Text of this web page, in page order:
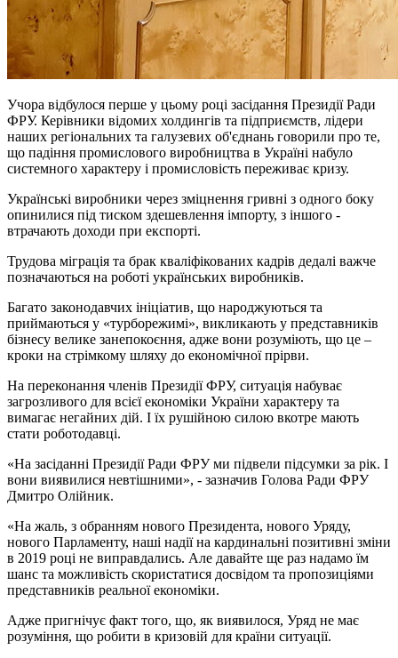
Учора відбулося перше у цьому році засідання Президії Ради
ФРУ. Керівники відомих холдингів та підприємств, лідери
наших регіональних та галузевих об'єднань говорили про те,
що падіння промислового виробництва в Україні набуло
системного характеру і промисловість переживає кризу.
Українські виробники через зміцнення гривні з одного боку
опинилися під тиском здешевлення імпорту, з іншого -
втрачають доходи при експорті.
Трудова міграція та брак кваліфікованих кадрів дедалі важче
позначаються на роботі українських виробників.
Багато законодавчих ініціатив, що народжуються та
приймаються у «турборежимі», викликають у представників
бізнесу велике занепокоєння, адже вони розуміють, що це –
кроки на стрімкому шляху до економічної прірви.
На переконання членів Президії ФРУ, ситуація набуває
загрозливого для всієї економіки України характеру та
вимагає негайних дій. І їх рушійною силою вкотре мають
стати роботодавці.
«На засіданні Президії Ради ФРУ ми підвели підсумки за рік. І
вони виявилися невтішними», - зазначив Голова Ради ФРУ
Дмитро Олійник.
«На жаль, з обранням нового Президента, нового Уряду,
нового Парламенту, наші надії на кардинальні позитивні зміни
в 2019 році не виправдались. Але давайте ще раз надамо їм
шанс та можливість скористатися досвідом та пропозиціями
представників реальної економіки.
Адже пригнічує факт того, що, як виявилося, Уряд не має
розуміння, що робити в кризовій для країни ситуації.